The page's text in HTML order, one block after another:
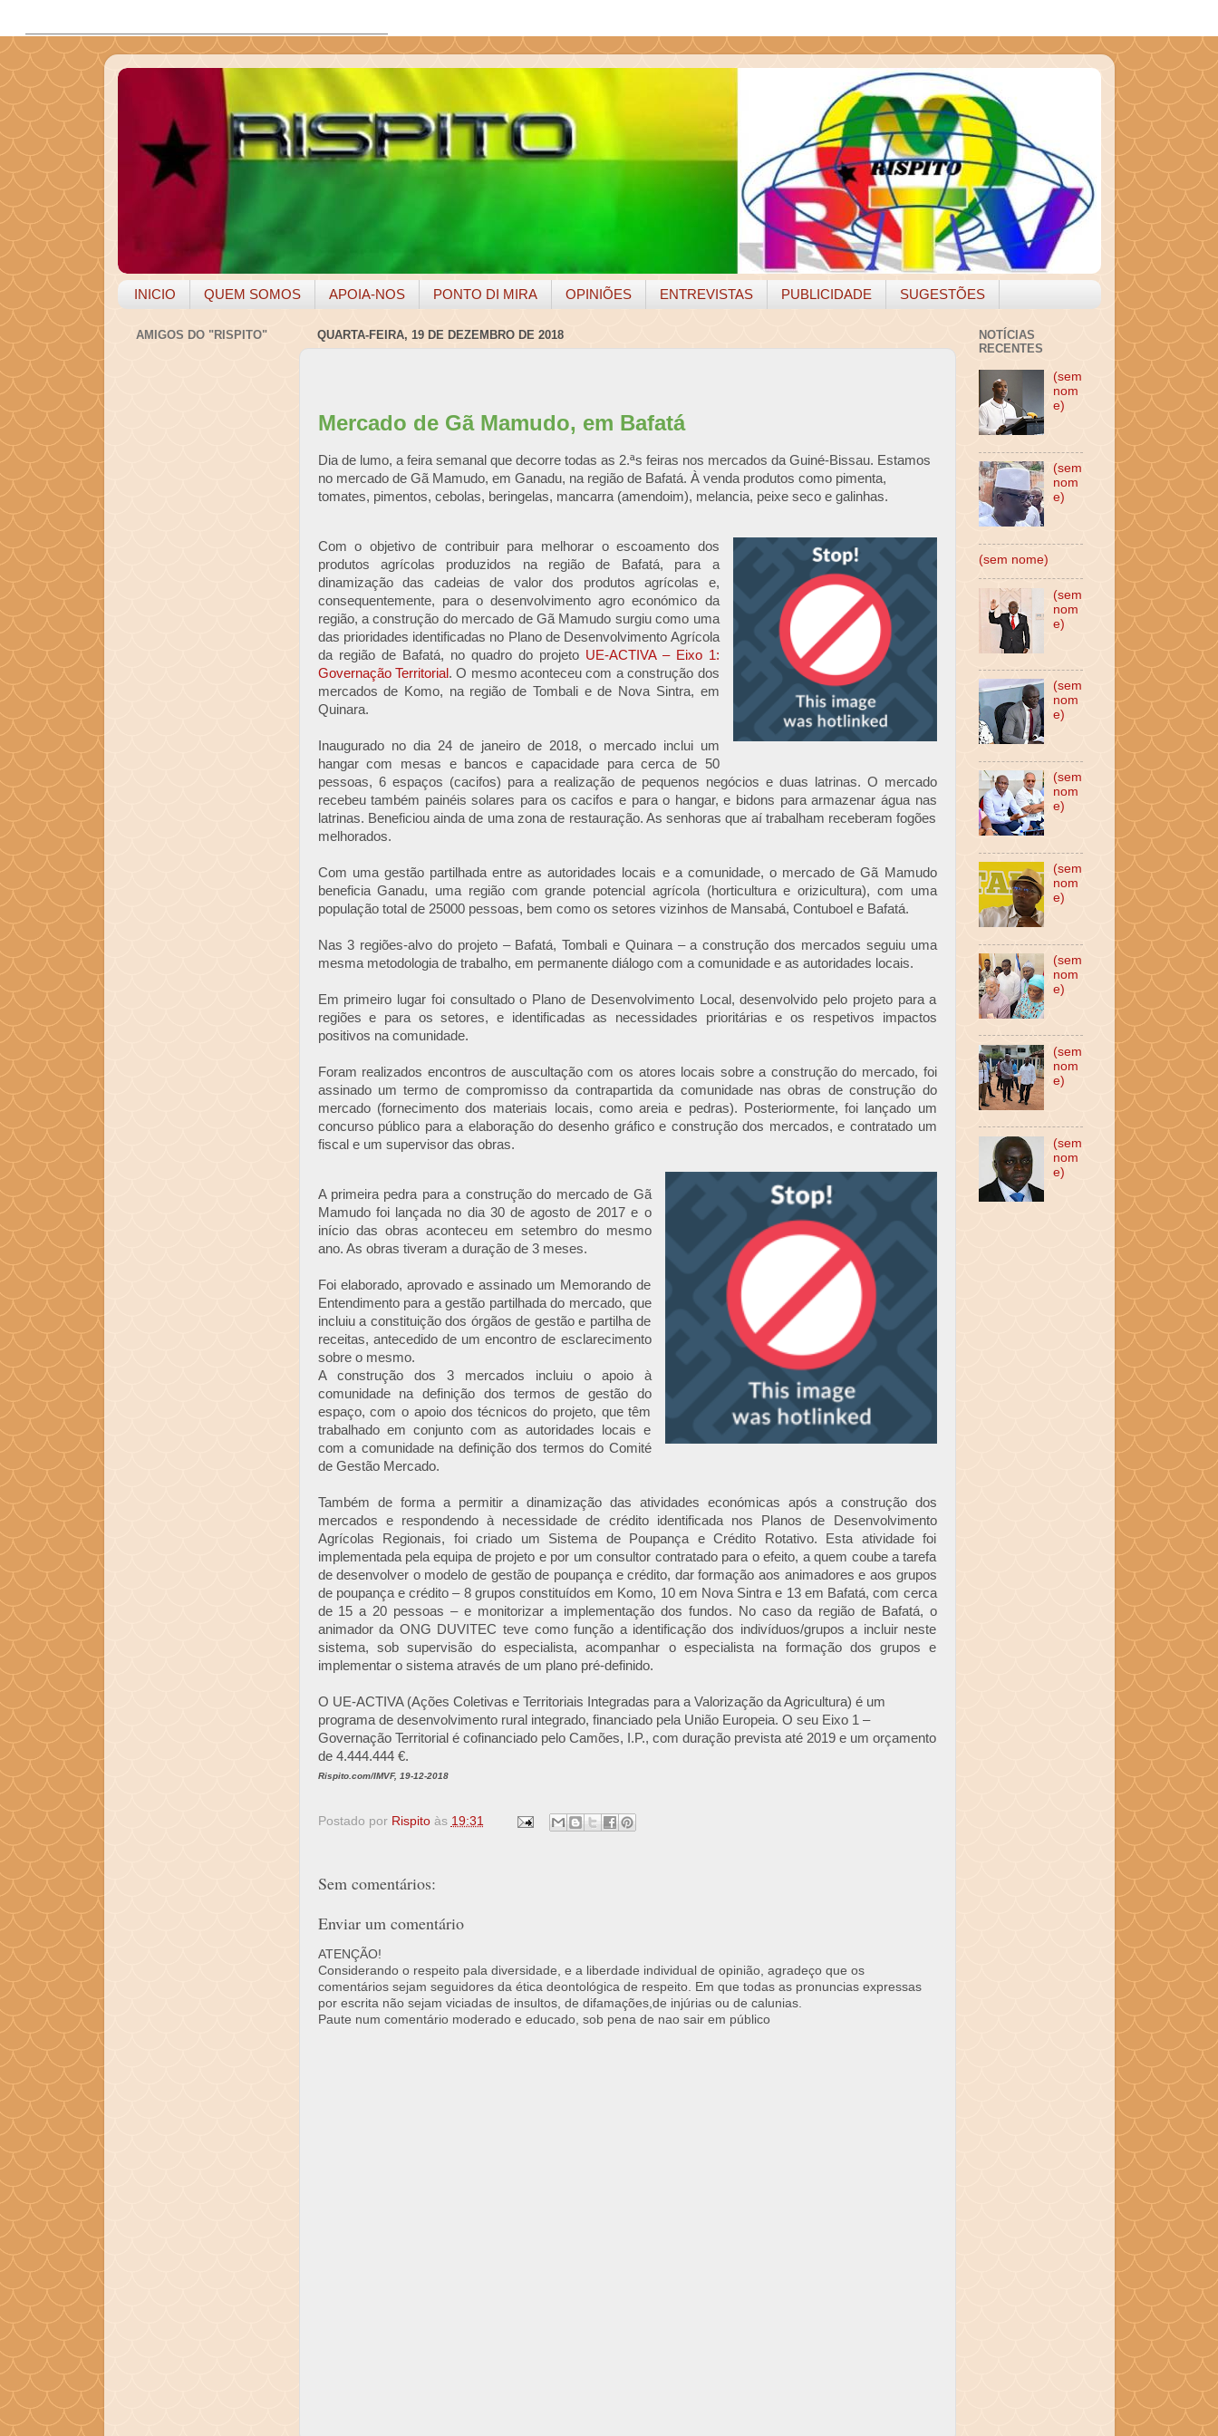
INICIO QUEM SOMOS APOIA-NOS PONTO DI MIRA OPINIÕES ENTREVISTAS PUBLICIDADE SUGESTÕES
QUARTA-FEIRA, 19 DE DEZEMBRO DE 2018
Mercado de Gã Mamudo, em Bafatá
Dia de lumo, a feira semanal que decorre todas as 2.ªs feiras nos mercados da Guiné-Bissau. Estamos
no mercado de Gã Mamudo, em Ganadu, na região de Bafatá. À venda produtos como pimenta,
tomates, pimentos, cebolas, beringelas, mancarra (amendoim), melancia, peixe seco e galinhas.
Com o objetivo de contribuir para melhorar o escoamento dos
produtos agrícolas produzidos na região de Bafatá, para a
dinamização das cadeias de valor dos produtos agrícolas e,
consequentemente, para o desenvolvimento agro económico da
região, a construção do mercado de Gã Mamudo surgiu como uma
das prioridades identificadas no Plano de Desenvolvimento Agrícola
da região de Bafatá, no quadro do projeto UE-ACTIVA – Eixo 1:
Governação Territorial . O mesmo aconteceu com a construção dos
mercados de Komo, na região de Tombali e de Nova Sintra, em
Quinara.
Inaugurado no dia 24 de janeiro de 2018, o mercado inclui um
hangar com mesas e bancos e capacidade para cerca de 50
pessoas, 6 espaços (cacifos) para a realização de pequenos negócios e duas latrinas. O mercado
recebeu também painéis solares para os cacifos e para o hangar, e bidons para armazenar água nas
latrinas. Beneficiou ainda de uma zona de restauração. As senhoras que aí trabalham receberam fogões
melhorados.
Com uma gestão partilhada entre as autoridades locais e a comunidade, o mercado de Gã Mamudo
beneficia Ganadu, uma região com grande potencial agrícola (horticultura e orizicultura), com uma
população total de 25000 pessoas, bem como os setores vizinhos de Mansabá, Contuboel e Bafatá.
Nas 3 regiões-alvo do projeto – Bafatá, Tombali e Quinara – a construção dos mercados seguiu uma
mesma metodologia de trabalho, em permanente diálogo com a comunidade e as autoridades locais.
Em primeiro lugar foi consultado o Plano de Desenvolvimento Local, desenvolvido pelo projeto para a
regiões e para os setores, e identificadas as necessidades prioritárias e os respetivos impactos
positivos na comunidade.
Foram realizados encontros de auscultação com os atores locais sobre a construção do mercado, foi
assinado um termo de compromisso da contrapartida da comunidade nas obras de construção do
mercado (fornecimento dos materiais locais, como areia e pedras). Posteriormente, foi lançado um
concurso público para a elaboração do desenho gráfico e construção dos mercados, e contratado um
fiscal e um supervisor das obras.
A primeira pedra para a construção do mercado de Gã
Mamudo foi lançada no dia 30 de agosto de 2017 e o
início das obras aconteceu em setembro do mesmo
ano. As obras tiveram a duração de 3 meses.
Foi elaborado, aprovado e assinado um Memorando de
Entendimento para a gestão partilhada do mercado, que
incluiu a constituição dos órgãos de gestão e partilha de
receitas, antecedido de um encontro de esclarecimento
sobre o mesmo.
A construção dos 3 mercados incluiu o apoio à
comunidade na definição dos termos de gestão do
espaço, com o apoio dos técnicos do projeto, que têm
trabalhado em conjunto com as autoridades locais e
com a comunidade na definição dos termos do Comité
de Gestão Mercado.
Também de forma a permitir a dinamização das atividades económicas após a construção dos
mercados e respondendo à necessidade de crédito identificada nos Planos de Desenvolvimento
Agrícolas Regionais, foi criado um Sistema de Poupança e Crédito Rotativo. Esta atividade foi
implementada pela equipa de projeto e por um consultor contratado para o efeito, a quem coube a tarefa
de desenvolver o modelo de gestão de poupança e crédito, dar formação aos animadores e aos grupos
de poupança e crédito – 8 grupos constituídos em Komo, 10 em Nova Sintra e 13 em Bafatá, com cerca
de 15 a 20 pessoas – e monitorizar a implementação dos fundos. No caso da região de Bafatá, o
animador da ONG DUVITEC teve como função a identificação dos indivíduos/grupos a incluir neste
sistema, sob supervisão do especialista, acompanhar o especialista na formação dos grupos e
implementar o sistema através de um plano pré-definido.
O UE-ACTIVA (Ações Coletivas e Territoriais Integradas para a Valorização da Agricultura) é um
programa de desenvolvimento rural integrado, financiado pela União Europeia. O seu Eixo 1 –
Governação Territorial é cofinanciado pelo Camões, I.P., com duração prevista até 2019 e um orçamento
de 4.444.444 €.
Rispito.com/IMVF, 19-12-2018
Postado por Rispito às 19:31
Sem comentários:
Enviar um comentário
ATENÇÃO!
Considerando o respeito pala diversidade, e a liberdade individual de opinião, agradeço que os
comentários sejam seguidores da ética deontológica de respeito. Em que todas as pronuncias expressas
por escrita não sejam viciadas de insultos, de difamações,de injúrias ou de calunias.
Paute num comentário moderado e educado, sob pena de nao sair em público
AMIGOS DO "RISPITO"
NOTÍCIAS
RECENTES
(sem
nom
e)
(sem
nom
e)
(sem nome)
(sem
nom
e)
(sem
nom
e)
(sem
nom
e)
(sem
nom
e)
(sem
nom
e)
(sem
nom
e)
(sem
nom
e)